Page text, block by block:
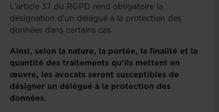
L’article 37 du RGPD rend obligatoire la
désignation d’un délégué à la protection des
données dans certains cas.
Ainsi, selon la nature, la portée, la finalité et la
quantité des traitements qu’ils mettent en
œuvre, les avocats seront susceptibles de
désigner un délégué à la protection des
données.